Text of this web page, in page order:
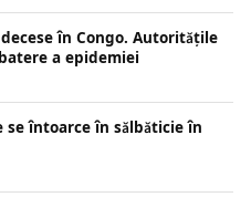
în Congo. Autoritățile
a epidemiei
întoarce în sălbăticie în